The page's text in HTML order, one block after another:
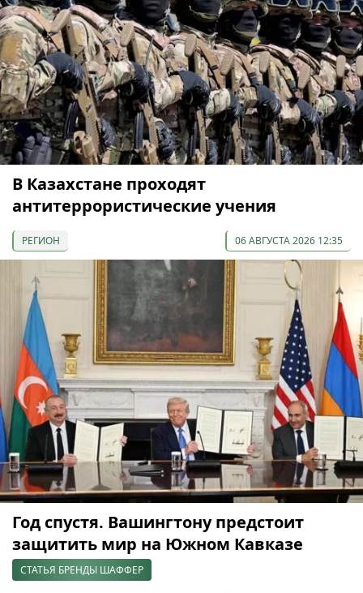
В Казахстане проходят
антитеррористические учения
РЕГИОН 06 АВГУСТА 2026 12:35
Год спустя. Вашингтону предстоит
защитить мир на Южном Кавказе
СТАТЬЯ БРЕНДЫ ШАФФЕР